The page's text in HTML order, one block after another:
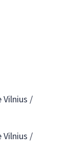
/
Vilnius /